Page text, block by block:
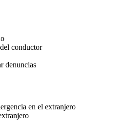
conductor
denuncias
en el extranjero